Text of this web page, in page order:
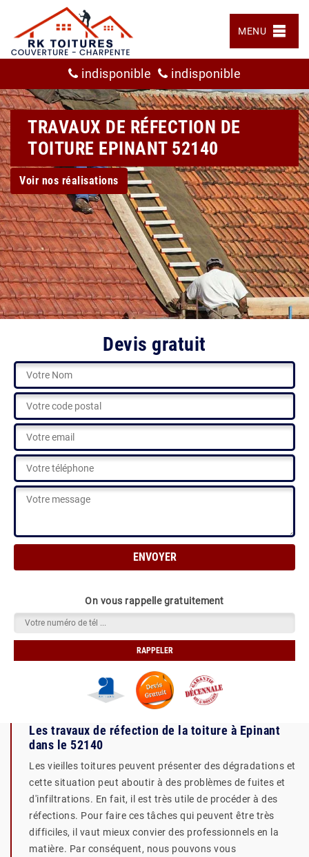
MENU
indisponible indisponible
TRAVAUX DE RÉFECTION DE
TOITURE EPINANT 52140
Voir nos réalisations
Devis gratuit
On vous rappelle gratuitement
Les travaux de réfection de la toiture à Epinant
dans le 52140
Les vieilles toitures peuvent présenter des dégradations et
cette situation peut aboutir à des problèmes de fuites et
d'infiltrations. En fait, il est très utile de procéder à des
réfections. Pour faire ces tâches qui peuvent être très
difficiles, il vaut mieux convier des professionnels en la
matière. Par conséquent, nous pouvons vous